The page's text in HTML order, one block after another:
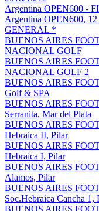
Argentina OPEN600 -
Argentina OPEN600,
GENERAL *
BUENOS AIRES
NACIONAL GOLF
BUENOS AIRES
NACIONAL GOLF 2
BUENOS AIRES
Golf & SPA
BUENOS AIRES
Serranita, Mar del Plata
BUENOS AIRES
Hebraica II, Pilar
BUENOS AIRES
Hebraica I, Pilar
BUENOS AIRES
Alamos, Pilar
BUENOS AIRES
Soc.Hebraica Cancha 1,
BUENOS AIRES